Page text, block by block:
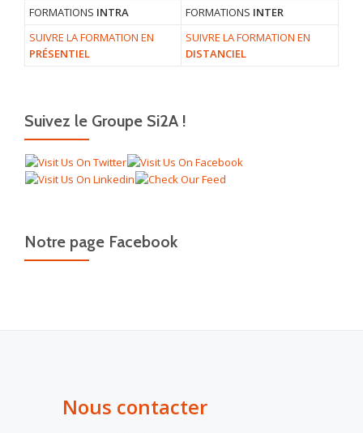
FORMATIONS INTRA FORMATIONS INTER
SUIVRE LA FORMATION EN
PRÉSENTIEL
SUIVRE LA FORMATION EN
DISTANCIEL
Suivez le Groupe Si2A !
Notre page Facebook
Nous contacter